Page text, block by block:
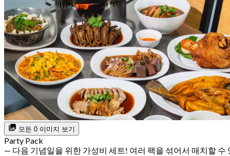
모든 0 이미지 보기
Party Pack
— 다음 기념일을 위한 가성비 세트! 여러 팩을 섞어서 매치할 수